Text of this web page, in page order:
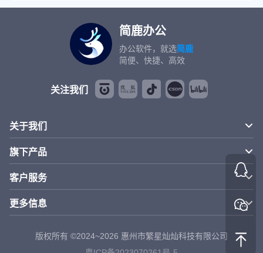
简鹿办公
办公软件，就选简鹿
简便、快捷、高效
关注我们
关于我们
旗下产品
客户服务
更多信息
版权所有 ©2024~2026 惠州市繁星灿灿科技有限公司